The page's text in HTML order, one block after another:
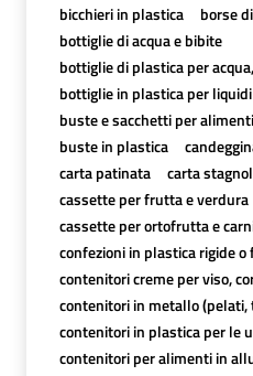
bicchieri in plastica
borse
bottiglie di acqua e bibite
bottiglie di plastica per
bottiglie in plastica per liquidi
buste e sacchetti per
buste in plastica
carta patinata
carta
cassette per frutta e verdura
cassette per ortofrutta e
confezioni in plastica rigide
contenitori creme per viso,
contenitori in metallo (pelati,
contenitori in plastica per le
contenitori per alimenti in